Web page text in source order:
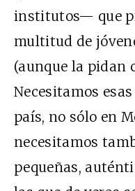
institutos— que
multitud de
(aunque la pidan
Necesitamos
país, no sólo en
necesitamos
pequeñas,